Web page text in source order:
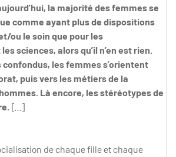
la majorité des femmes se
comme ayant plus de dispositions
ou le soin que pour les
sciences, alors qu’il n’en est rien.
confondus, les femmes s’orientent
puis vers les métiers de la
Là encore, les stéréotypes de
[…]
de chaque fille et chaque